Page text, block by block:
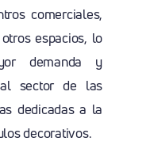
comerciales,
espacios, lo
demanda y
al sector de las
dedicadas a la
decorativos.